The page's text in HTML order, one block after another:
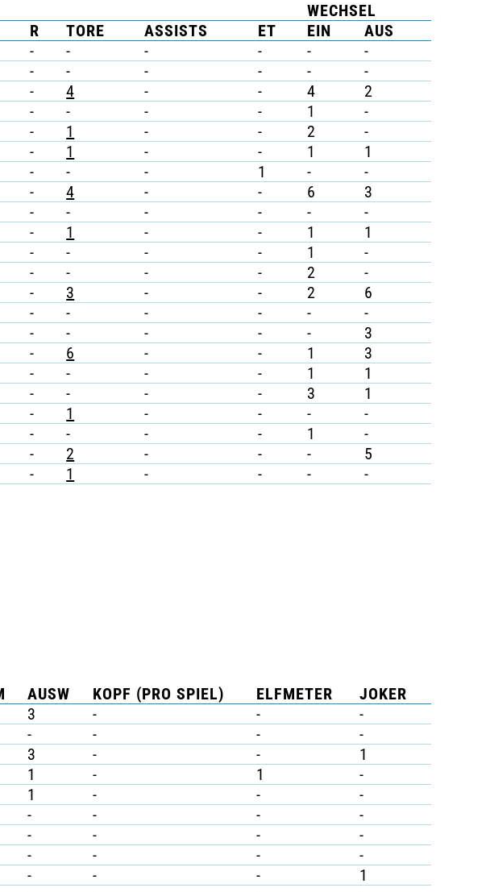
WECHSEL
R TORE ASSISTS ET EIN
AUS
- - - - -
-
- - - - -
-
- 4 - - 4
2
- - - - 1
-
- 1 - - 2
-
- 1 - - 1
1
- - - 1 -
-
- 4 - - 6
3
- - - - -
-
- 1 - - 1
1
- - - - 1
-
- - - - 2
-
- 3 - - 2
6
- - - - -
-
- - - - -
3
- 6 - - 1
3
- - - - 1
1
- - - - 3
1
- 1 - - -
-
- - - - 1
-
- 2 - - -
5
- 1 - - - -
AUSW KOPF (PRO SPIEL) ELFMETER
JOKER
3 - -
-
- - -
-
3 - -
1
1 - 1
-
1 - -
-
- - -
-
- - -
-
- - -
-
- - -
1